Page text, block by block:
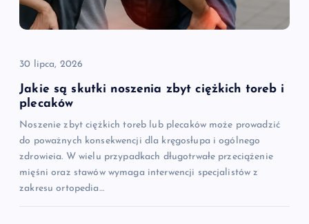
30 lipca, 2026
Jakie są skutki noszenia zbyt ciężkich toreb i
plecaków
Noszenie zbyt ciężkich toreb lub plecaków może prowadzić
do poważnych konsekwencji dla kręgosłupa i ogólnego
zdrowieia. W wielu przypadkach długotrwałe przeciążenie
mięśni oraz stawów wymaga interwencji specjalistów z
zakresu ortopedia…